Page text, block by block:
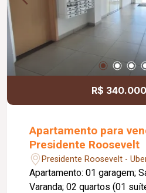
R$
Apartamento para
Presidente Roosevelt
Presidente Roosevelt -
Apartamento: 01 garagem;
Varanda; 02 quartos (01